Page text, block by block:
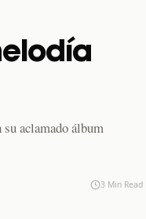
aclamado álbum
3 Min Read